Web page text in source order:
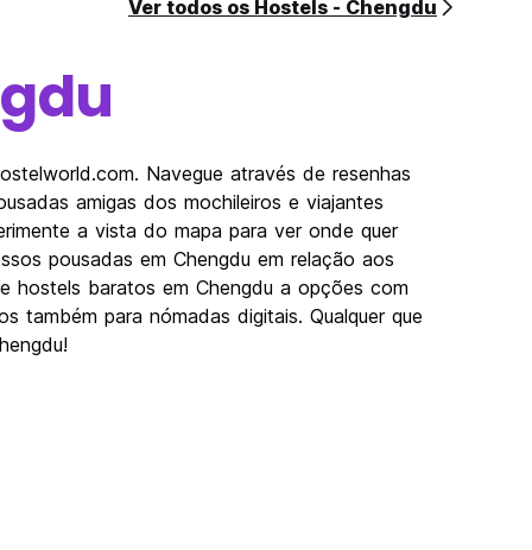
Ver todos os Hostels - Chengdu
Navegue através de resenhas
amigas dos mochileiros e viajantes
a vista do mapa para ver onde quer
pousadas em Chengdu em relação aos
hostels baratos em Chengdu a opções com
também para nómadas digitais. Qualquer que